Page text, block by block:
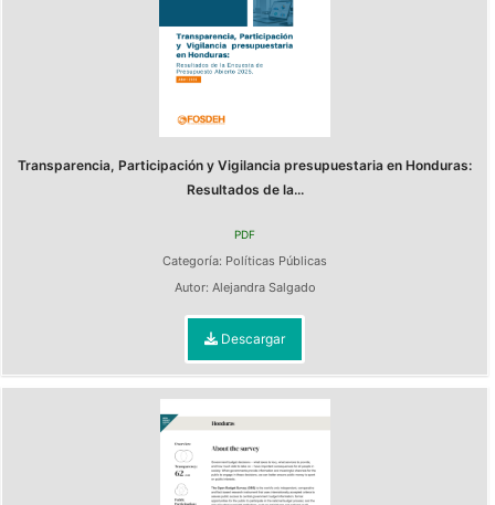
Transparencia, Participación y Vigilancia presupuestaria en Honduras:
Resultados de la...
PDF
Categoría: Políticas Públicas
Autor: Alejandra Salgado
Descargar